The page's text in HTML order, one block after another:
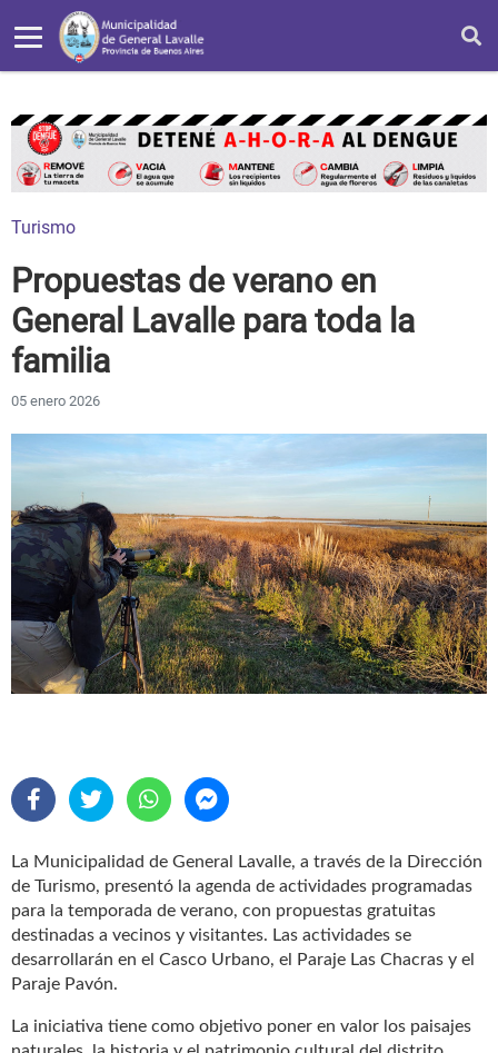
Turismo
Propuestas de verano en
General Lavalle para toda la
familia
05 enero 2026
La Municipalidad de General Lavalle, a través de la Dirección
de Turismo, presentó la agenda de actividades programadas
para la temporada de verano, con propuestas gratuitas
destinadas a vecinos y visitantes. Las actividades se
desarrollarán en el Casco Urbano, el Paraje Las Chacras y el
Paraje Pavón.
La iniciativa tiene como objetivo poner en valor los paisajes